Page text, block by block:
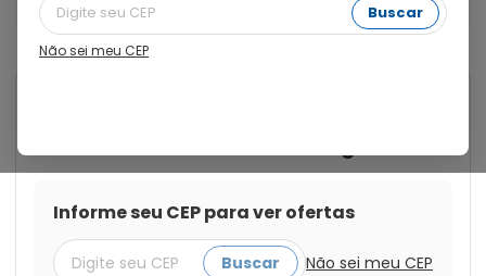
Buscar
Não sei meu CEP
com 6g
Informe seu CEP para ver ofertas
Buscar Não sei meu CEP